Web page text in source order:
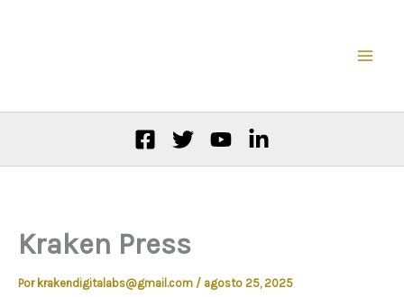
Kraken Press
Por krakendigitalabs@gmail.com / agosto 25, 2025